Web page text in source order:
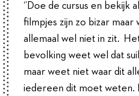
‘’Doe de cursus en bekijk
filmpjes zijn zo bizar maar
allemaal wel niet in zit.
bevolking weet wel dat
maar weet niet waar dit
iedereen dit moet weten.